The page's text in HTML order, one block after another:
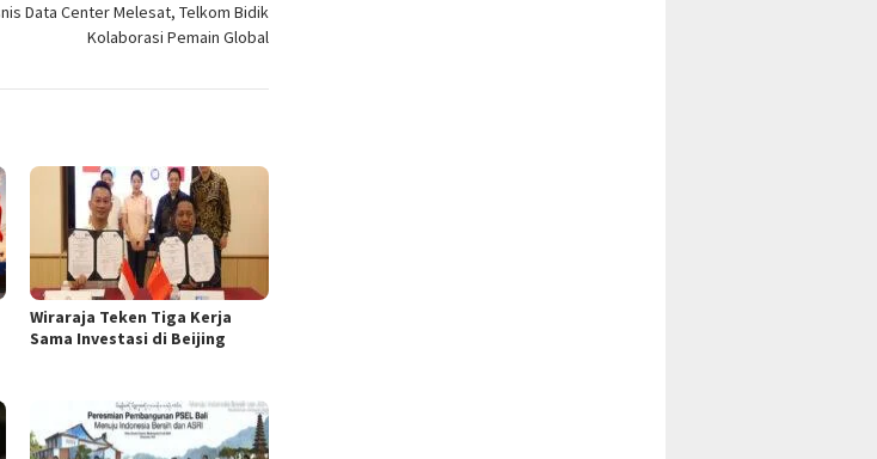
Data Center Melesat, Telkom Bidik
Kolaborasi Pemain Global
Wiraraja Teken Tiga Kerja
Sama Investasi di Beijing